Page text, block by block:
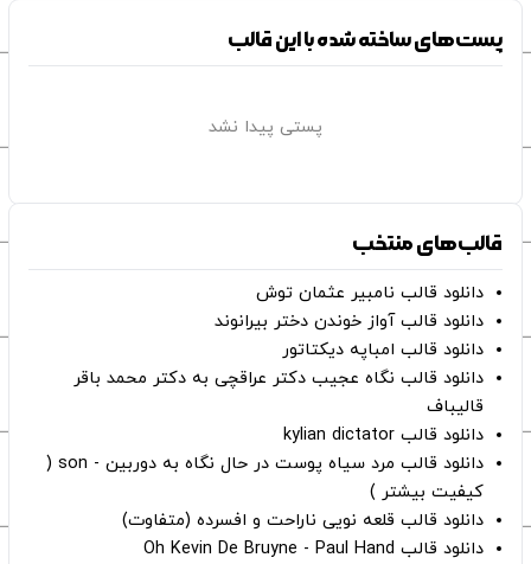
پست‌های ساخته شده با این قالب
پستی پیدا نشد
قالب‌های منتخب
دانلود قالب نامبیر عثمان ‌توش
دانلود قالب آواز خوندن دختر بیرانوند
دانلود قالب امباپه دیکتاتور
دانلود قالب نگاه عجیب دکتر عراقچی به دکتر محمد باقر
قالیباف
دانلود قالب kylian dictator
دانلود قالب مرد سیاه پوست در حال نگاه به دوربین - son (
کیفیت بیشتر )
دانلود قالب قلعه نویی ناراحت و افسرده (متفاوت)
دانلود قالب Oh Kevin De Bruyne - Paul Hand